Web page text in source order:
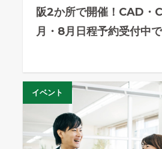
阪2か所で開催！CAD・
月・8月日程予約受付中
イベント